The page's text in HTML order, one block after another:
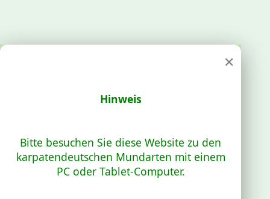
×
Hinweis
Bitte besuchen Sie diese Website zu den
karpatendeutschen Mundarten mit einem
PC oder Tablet-Computer.